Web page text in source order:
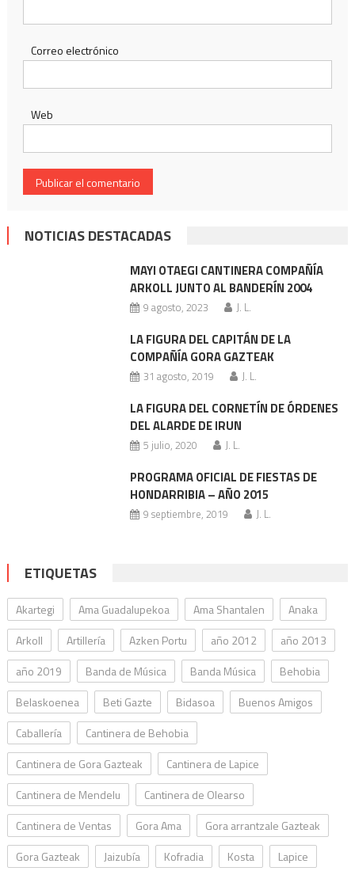
Correo electrónico
Web
NOTICIAS DESTACADAS
MAYI OTAEGI CANTINERA COMPAÑÍA
ARKOLL JUNTO AL BANDERÍN 2004
9 agosto, 2023 J. L.
LA FIGURA DEL CAPITÁN DE LA
COMPAÑÍA GORA GAZTEAK
31 agosto, 2019 J. L.
LA FIGURA DEL CORNETÍN DE ÓRDENES
DEL ALARDE DE IRUN
5 julio, 2020 J. L.
PROGRAMA OFICIAL DE FIESTAS DE
HONDARRIBIA – AÑO 2015
9 septiembre, 2019 J. L.
ETIQUETAS
Akartegi Ama Guadalupekoa Ama Shantalen
Anaka
Arkoll
Artillería Azken Portu año 2012
año 2013
año 2019
Banda de Música Banda Música
Behobia
Belaskoenea
Beti Gazte Bidasoa
Buenos Amigos
Caballería
Cantinera de Behobia
Cantinera de Gora Gazteak
Cantinera de Lapice
Cantinera de Mendelu
Cantinera de Olearso
Cantinera de Ventas
Gora Ama
Gora arrantzale Gazteak
Gora Gazteak
Jaizubía Kofradia Kosta
Lapice